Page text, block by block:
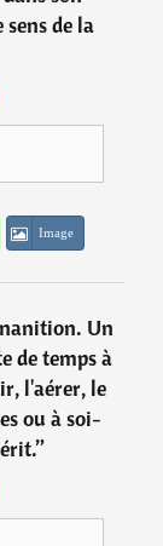
de la
Image
Un
de temps à
l'aérer, le
ou à soi-
”